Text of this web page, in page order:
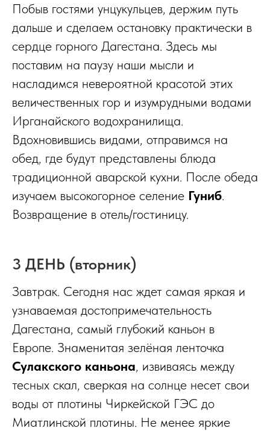
Побыв гостями унцукульцев, держим путь
дальше и сделаем остановку практически в
сердце горного Дагестана. Здесь мы
поставим на паузу наши мысли и
насладимся невероятной красотой этих
величественных гор и изумрудными водами
Ирганайского водохранилища.
Вдохновившись видами, отправимся на
обед, где будут представлены блюда
традиционной аварской кухни. После обеда
изучаем высокогорное селение Гуниб.
Возвращение в отель/гостиницу.
3 ДЕНЬ (вторник)
Завтрак. Сегодня нас ждет самая яркая и
узнаваемая достопримечательность
Дагестана, самый глубокий каньон в
Европе. Знаменитая зелёная ленточка
Сулакского каньона, извиваясь между
тесных скал, сверкая на солнце несет свои
воды от плотины Чиркейской ГЭС до
Миатлинской плотины. Не менее яркие